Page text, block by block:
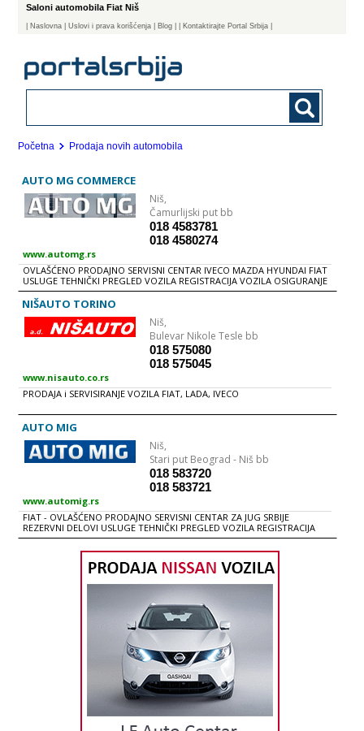
Saloni automobila Fiat Niš
Naslovna | Uslovi i prava korišćenja Blog | Kontaktirajte Portal Srbija |
Početna Prodaja novih automobila
AUTO MG COMMERCE
Niš,
Čamurlijski put bb
018 4583781
018 4580274
www.automg.rs
OVLAŠĆENO PRODAJNO SERVISNI CENTAR IVECO MAZDA HYUNDAI FIAT
USLUGE TEHNIČKI PREGLED VOZILA REGISTRACIJA VOZILA OSIGURANJE
VOZILA PROBNE TABLICE PRANjE VOZILA VULKANIZERSKE USLUGE
NIŠAUTO TORINO
Niš,
Bulevar Nikole Tesle bb
018 575080
018 575045
www.nisauto.co.rs
PRODAJA i SERVISIRANJE VOZILA FIAT, LADA, IVECO
AUTO MIG
Niš,
Stari put Beograd - Niš bb
018 583720
018 583721
www.automig.rs
FIAT - OVLAŠĆENO PRODAJNO SERVISNI CENTAR ZA JUG SRBIJE
REZERVNI DELOVI USLUGE TEHNIČKI PREGLED VOZILA REGISTRACIJA
VOZILA OSIGURANJE VOZILA PROBNE TABLICE PRANjE VOZILA
VULKANIZERSKE USLUGE